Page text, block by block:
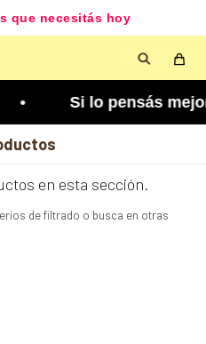
que necesitás hoy
Si lo pensás mejor,
en esta sección.
de filtrado o busca en otras